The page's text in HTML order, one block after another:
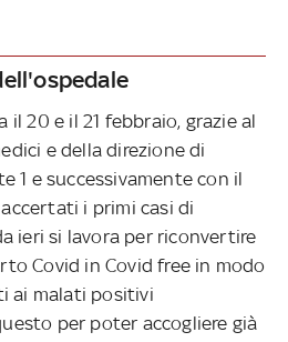
il 20 e il 21 febbraio, grazie al
e della direzione di
1 e successivamente con il
i primi casi di
ieri si lavora per riconvertire
Covid in Covid free in modo
ai malati positivi
per poter accogliere già